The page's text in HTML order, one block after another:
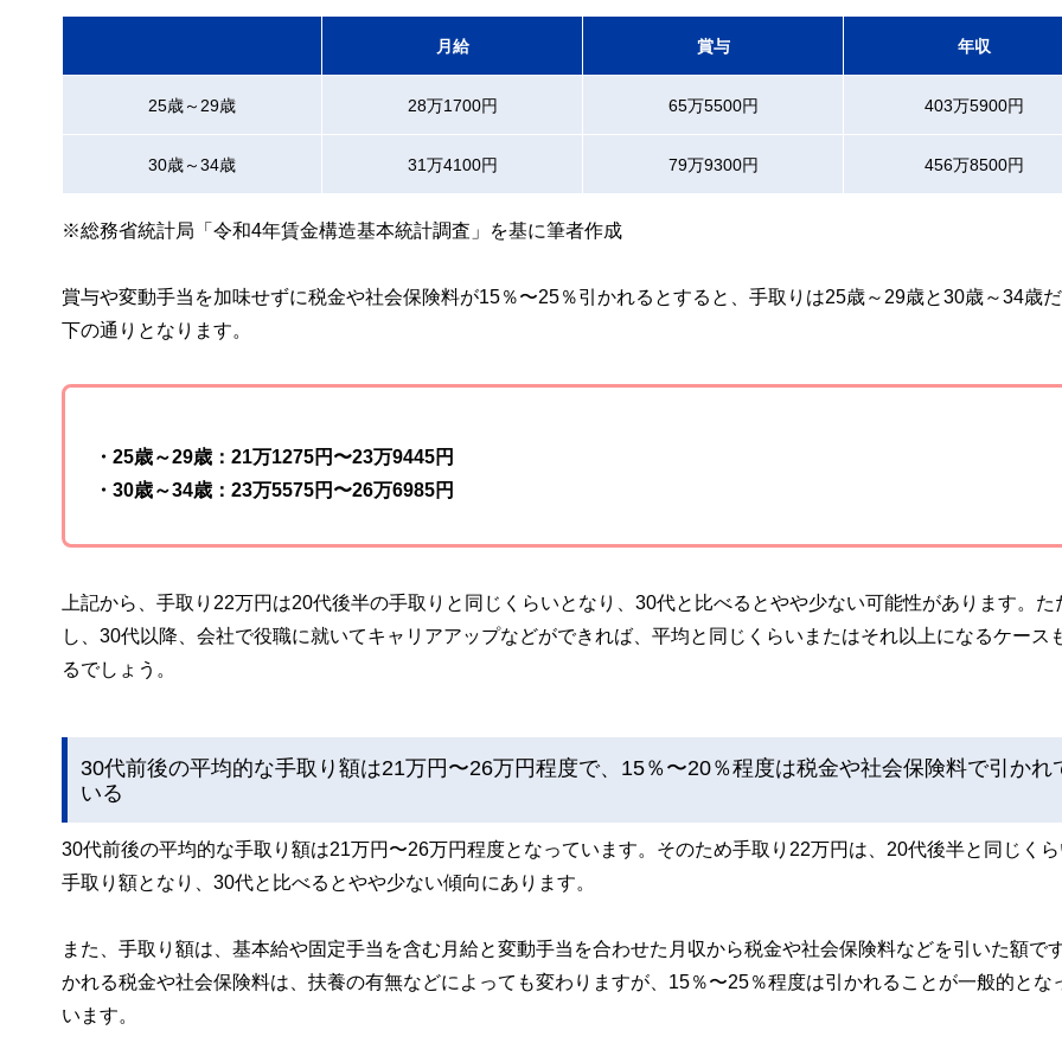
月給 賞与 年収
25歳～29歳 28万1700円 65万5500円 403万5900円
30歳～34歳 31万4100円 79万9300円 456万8500円
※総務省統計局「令和4年賃金構造基本統計調査」を基に筆者作成
賞与や変動手当を加味せずに税金や社会保険料が15％〜25％引かれるとすると、手取りは25歳～29歳と30歳～34歳
下の通りとなります。
・25歳～29歳：21万1275円〜23万9445円
・30歳～34歳：23万5575円〜26万6985円
上記から、手取り22万円は20代後半の手取りと同じくらいとなり、30代と比べるとやや少ない可能性があります。た
し、30代以降、会社で役職に就いてキャリアアップなどができれば、平均と同じくらいまたはそれ以上になるケース
るでしょう。
30代前後の平均的な手取り額は21万円〜26万円程度で、15％〜20％程度は税金や社会保険料で引かれ
いる
30代前後の平均的な手取り額は21万円〜26万円程度となっています。そのため手取り22万円は、20代後半と同じく
手取り額となり、30代と比べるとやや少ない傾向にあります。
また、手取り額は、基本給や固定手当を含む月給と変動手当を合わせた月収から税金や社会保険料などを引いた額で
かれる税金や社会保険料は、扶養の有無などによっても変わりますが、15％〜25％程度は引かれることが一般的とな
います。